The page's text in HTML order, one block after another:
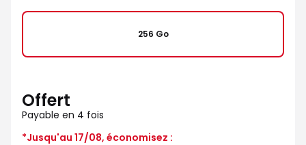
256 Go
Offert
Payable en 4 fois
*Jusqu'au 17/08, économisez :